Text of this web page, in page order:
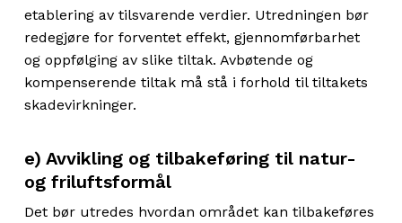
etablering av tilsvarende verdier. Utredningen bør
redegjøre for forventet effekt, gjennomførbarhet
og oppfølging av slike tiltak. Avbøtende og
kompenserende tiltak må stå i forhold til tiltakets
skadevirkninger.
e) Avvikling og tilbakeføring til natur-
og friluftsformål
Det bør utredes hvordan området kan tilbakeføres